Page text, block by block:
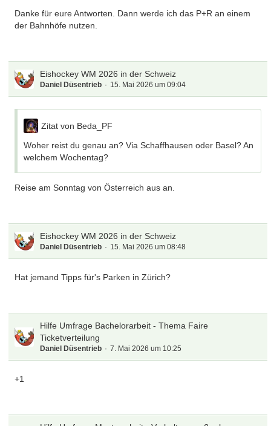
Danke für eure Antworten. Dann werde ich das P+R an einem
der Bahnhöfe nutzen.
Eishockey WM 2026 in der Schweiz
Daniel Düsentrieb 15. Mai 2026 um 09:04
Zitat von Beda_PF
Woher reist du genau an? Via Schaffhausen oder Basel? An
welchem Wochentag?
Reise am Sonntag von Österreich aus an.
Eishockey WM 2026 in der Schweiz
Daniel Düsentrieb 15. Mai 2026 um 08:48
Hat jemand Tipps für's Parken in Zürich?
Hilfe Umfrage Bachelorarbeit - Thema Faire
Ticketverteilung
Daniel Düsentrieb 7. Mai 2026 um 10:25
+1